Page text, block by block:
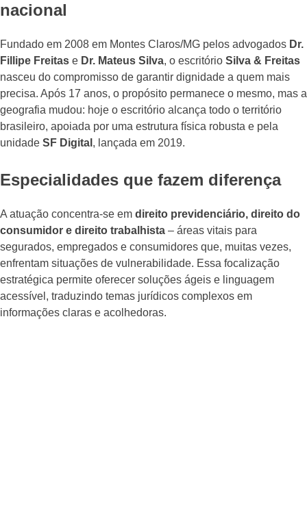
nacional
Fundado em 2008 em Montes Claros/MG pelos advogados Dr.
Fillipe Freitas e Dr. Mateus Silva, o escritório Silva & Freitas
nasceu do compromisso de garantir dignidade a quem mais
precisa. Após 17 anos, o propósito permanece o mesmo, mas a
geografia mudou: hoje o escritório alcança todo o território
brasileiro, apoiada por uma estrutura física robusta e pela
unidade SF Digital , lançada em 2019.
Especialidades que fazem diferença
A atuação concentra-se em direito previdenciário, direito do
consumidor e direito trabalhista – áreas vitais para
segurados, empregados e consumidores que, muitas vezes,
enfrentam situações de vulnerabilidade. Essa focalização
estratégica permite oferecer soluções ágeis e linguagem
acessível, traduzindo temas jurídicos complexos em
informações claras e acolhedoras.